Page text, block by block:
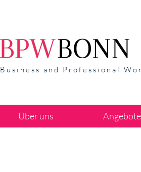
Business and Professional
Über uns Angebote